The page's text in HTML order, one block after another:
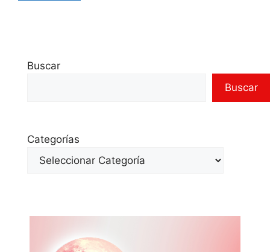
Buscar
Buscar
Categorías